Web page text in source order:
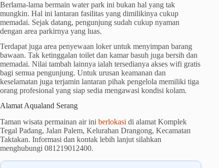
Berlama-lama bermain water park ini bukan hal yang tak
mungkin. Hal ini lantaran fasilitas yang dimilikinya cukup
memadai. Sejak datang, pengunjung sudah cukup nyaman
dengan area parkirnya yang luas.
Terdapat juga area penyewaan loker untuk menyimpan barang
bawaan. Tak ketinggalan toilet dan kamar basuh juga bersih dan
memadai. Nilai tambah lainnya ialah tersedianya akses wifi gratis
bagi semua pengunjung. Untuk urusan keamanan dan
keselamatan juga terjamin lantaran pihak pengelola memiliki tiga
orang profesional yang siap sedia mengawasi kondisi kolam.
Alamat Aqualand Serang
Taman wisata permainan air ini berlokasi di alamat Komplek
Tegal Padang, Jalan Palem, Kelurahan Drangong, Kecamatan
Taktakan. Informasi dan kontak lebih lanjut silahkan
menghubungi 081219012400.